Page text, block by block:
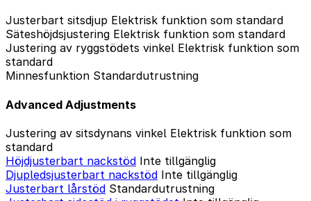
Justerbart sitsdjup Elektrisk funktion som standard
Säteshöjdsjustering Elektrisk funktion som standard
Justering av ryggstödets vinkel Elektrisk funktion som
standard
Minnesfunktion Standardutrustning
Advanced Adjustments
Justering av sitsdynans vinkel Elektrisk funktion som
standard
Höjdjusterbart nackstöd Inte tillgänglig
Djupledsjusterbart nackstöd Inte tillgänglig
Justerbart lårstöd Standardutrustning